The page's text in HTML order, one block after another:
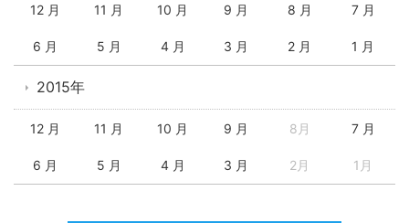
12 月 11 月 10 月 9 月 8 月 7 月
6 月 5 月 4 月 3 月 2 月 1 月
2015年
12 月 11 月 10 月 9 月 8月 7 月
6 月 5 月 4 月 3 月 2月 1月